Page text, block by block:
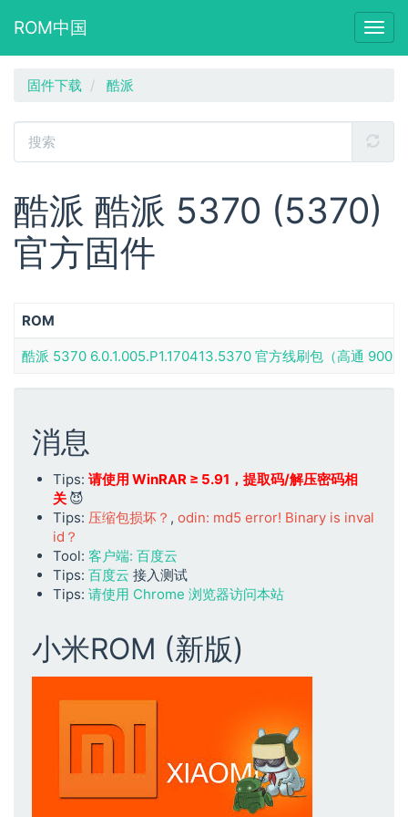
ROM中国
固件下载 酷派
酷派 酷派 5370 (5370)
官方固件
ROM
酷派 5370 6.0.1.005.P1.170413.5370 官方线刷包（高通 9008
消息
Tips: 请使用 WinRAR ≥ 5.91，提取码/解压密码相
关 😈
Tips: 压缩包损坏？ , odin: md5 error! Binary is inval
id？
Tool: 客户端: 百度云
Tips: 百度云 接入测试
Tips: 请使用 Chrome 浏览器访问本站
小米ROM (新版)